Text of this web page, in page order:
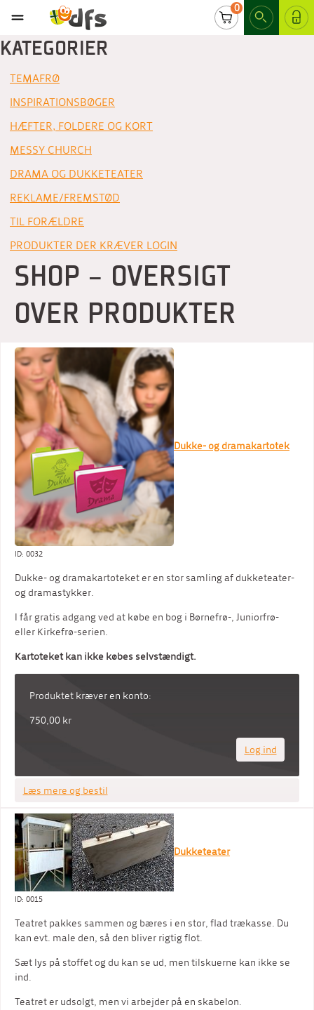
0
LOG IND
KATEGORIER
TEMAFRØ
INSPIRATIONSBØGER
HÆFTER, FOLDERE OG KORT
MESSY CHURCH
DRAMA OG DUKKETEATER
REKLAME/FREMSTØD
TIL FORÆLDRE
PRODUKTER DER KRÆVER LOGIN
SHOP - OVERSIGT
OVER PRODUKTER
Dukke- og dramakartotek
ID: 0032
Dukke- og dramakartoteket er en stor samling af dukketeater-
og dramastykker.
I får gratis adgang ved at købe en bog i Børnefrø-, Juniorfrø-
eller Kirkefrø-serien.
Kartoteket kan ikke købes selvstændigt.
Produktet kræver en konto:
750,00 kr
Log ind
Læs mere og bestil
Dukketeater
ID: 0015
Teatret pakkes sammen og bæres i en stor, flad trækasse. Du
kan evt. male den, så den bliver rigtig flot.
Sæt lys på stoffet og du kan se ud, men tilskuerne kan ikke se
ind.
Teatret er udsolgt, men vi arbejder på en skabelon.